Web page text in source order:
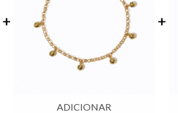
ADICIONAR